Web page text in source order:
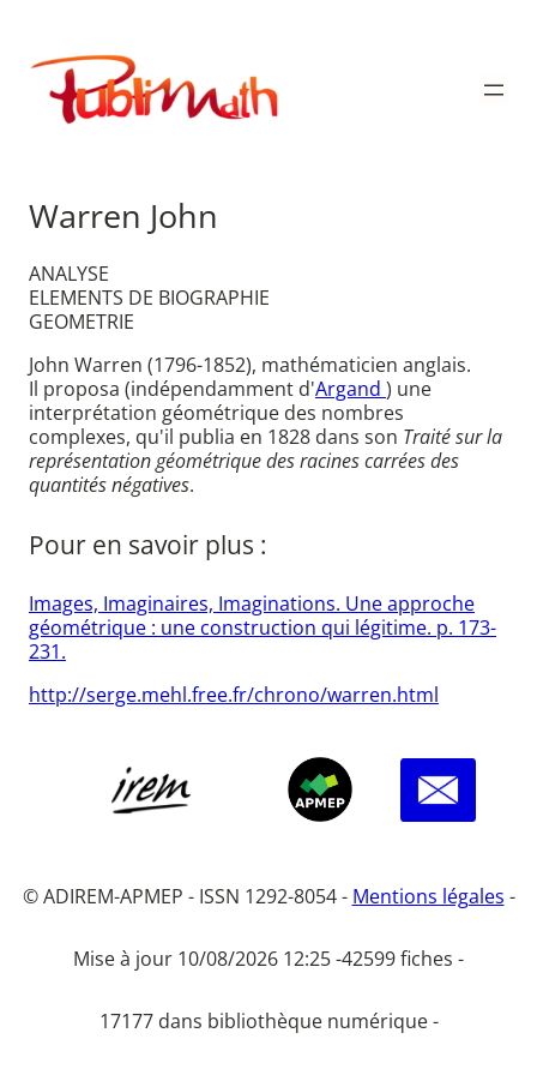
contenu
Publimath
Warren John
ANALYSE
ELEMENTS DE BIOGRAPHIE
GEOMETRIE
John Warren (1796-1852), mathématicien anglais.
Il proposa (indépendamment d'Argand ) une
interprétation géométrique des nombres
complexes, qu'il publia en 1828 dans son Traité sur la
représentation géométrique des racines carrées des
quantités négatives.
Pour en savoir plus :
Images, Imaginaires, Imaginations. Une approche
géométrique : une construction qui légitime. p. 173-
231.
http://serge.mehl.free.fr/chrono/warren.html
© ADIREM-APMEP - ISSN 1292-8054 - Mentions légales -
Mise à jour 10/08/2026 12:25 -42599 fiches -
17177 dans bibliothèque numérique -